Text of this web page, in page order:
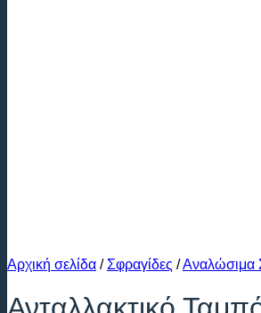
Αρχική σελίδα / Σφραγίδες /Αναλώσιμα